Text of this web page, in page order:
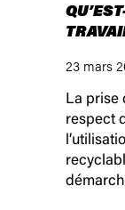
23 mars
La prise
respect